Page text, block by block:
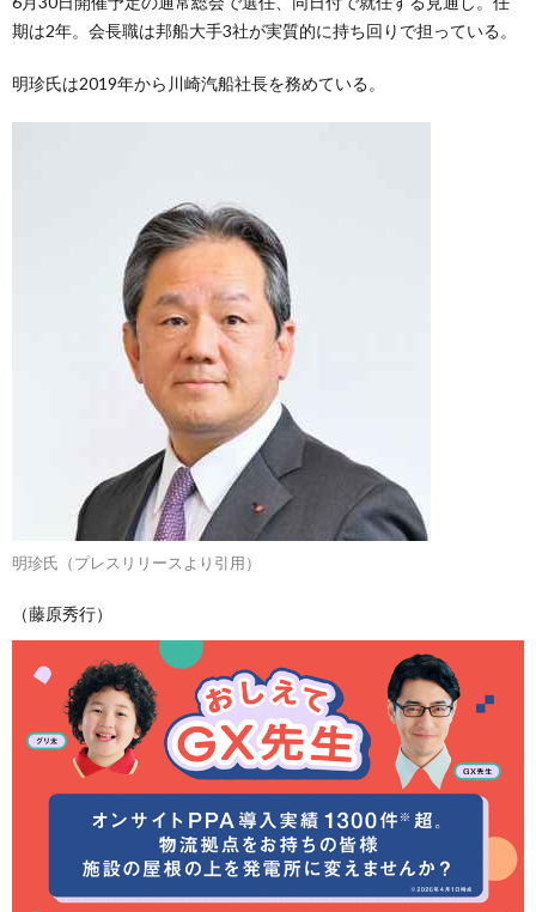
期は2年。会長職は邦船大手3社が実質的に持ち回りで担っている。
明珍氏は2019年から川崎汽船社長を務めている。
明珍氏（プレスリリースより引用）
（藤原秀行）